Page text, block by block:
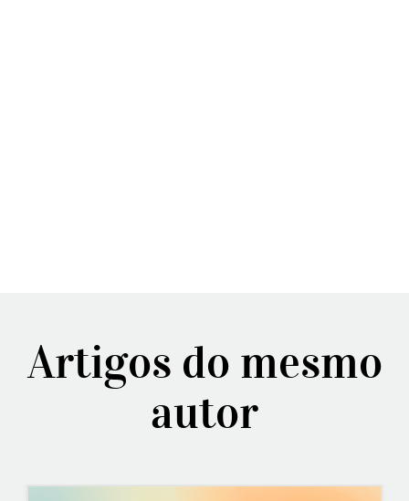
Artigos do mesmo
autor